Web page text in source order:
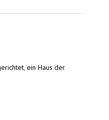
ein Haus der